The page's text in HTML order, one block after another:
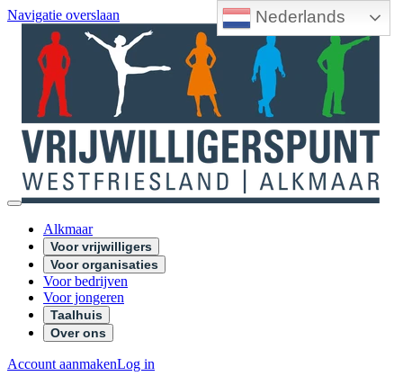
Nederlands
Navigatie overslaan
Alkmaar
Voor vrijwilligers
Voor organisaties
Voor bedrijven
Voor jongeren
Taalhuis
Over ons
Account aanmakenLog in